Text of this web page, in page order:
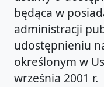
będąca w
administracji
udostępnieniu
określonym w
września 2001 r.